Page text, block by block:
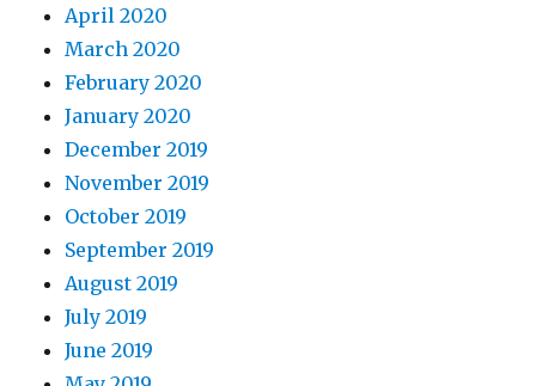
April 2020
March 2020
February 2020
January 2020
December 2019
November 2019
October 2019
September 2019
August 2019
July 2019
June 2019